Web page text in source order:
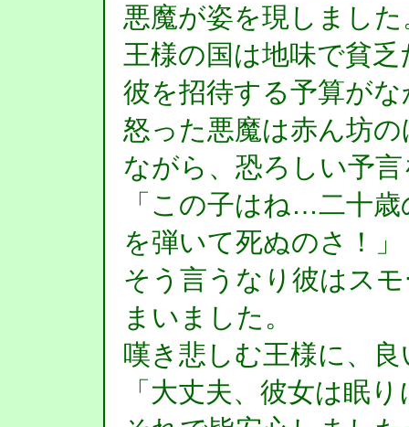
悪魔が姿を現しました
王様の国は地味で貧
彼を招待する予算が
怒った悪魔は赤ん坊
ながら、恐ろしい予
「この子はね…二十
を弾いて死ぬのさ！」
そう言うなり彼はス
まいました。
嘆き悲しむ王様に、
「大丈夫、彼女は眠